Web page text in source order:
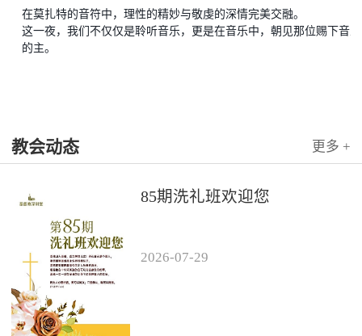
在莫扎特的音符中，理性的精妙与敬虔的深情完美交融。
这一夜，我们不仅仅是聆听音乐，更是在音乐中，朝见那位赐下音乐
的主。
教会动态 更多 +
85期洗礼班欢迎您
2026-07-29